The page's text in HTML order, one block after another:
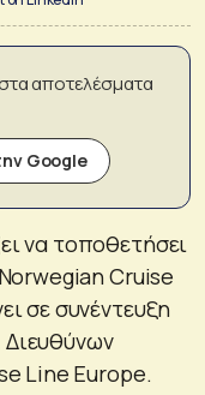
αποτελέσματα
Google
να τοποθετήσει
Cruise
σε συνέντευξη
Line Europe.